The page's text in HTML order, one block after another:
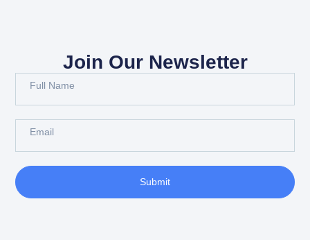
Join Our Newsletter
Submit